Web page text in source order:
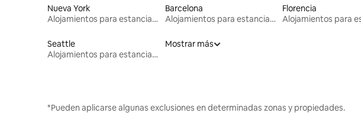
Nueva York
Alojamientos para estancias largas
Barcelona
Alojamientos para estancias largas
Florencia
Seattle
Alojamientos para estancias largas
Mostrar más
*Pueden aplicarse algunas exclusiones en determinadas zonas y propiedades.